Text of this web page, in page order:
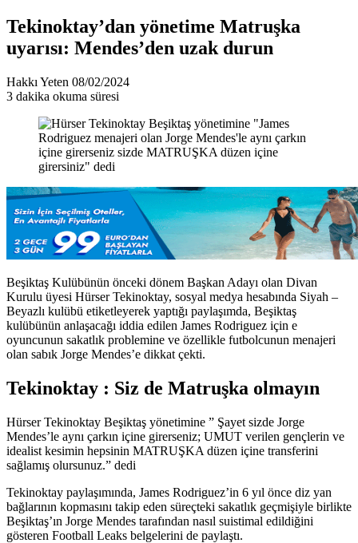
Tekinoktay’dan yönetime Matruşka
uyarısı: Mendes’den uzak durun
Hakkı Yeten Bir
e-
göndermek
08/02/2024
3 dakika okuma süresi
Beşiktaş Kulübünün önceki dönem Başkan Adayı olan Divan
Kurulu üyesi Hürser Tekinoktay, sosyal medya hesabında Siyah –
Beyazlı kulübü etiketleyerek yaptığı paylaşımda, Beşiktaş
kulübünün anlaşacağı iddia edilen James Rodriguez için e
oyuncunun sakatlık problemine ve özellikle futbolcunun menajeri
olan sabık Jorge Mendes’e dikkat çekti.
Tekinoktay : Siz de Matruşka olmayın
Hürser Tekinoktay Beşiktaş yönetimine ” Şayet sizde Jorge
Mendes’le aynı çarkın içine girerseniz; UMUT verilen gençlerin ve
idealist kesimin hepsinin MATRUŞKA düzen içine transferini
sağlamış olursunuz.” dedi
Tekinoktay paylaşımında, James Rodriguez’in 6 yıl önce diz yan
bağlarının kopmasını takip eden süreçteki sakatlık geçmişiyle birlikte
Beşiktaş’ın Jorge Mendes tarafından nasıl suistimal edildiğini
gösteren Football Leaks belgelerini de paylaştı.